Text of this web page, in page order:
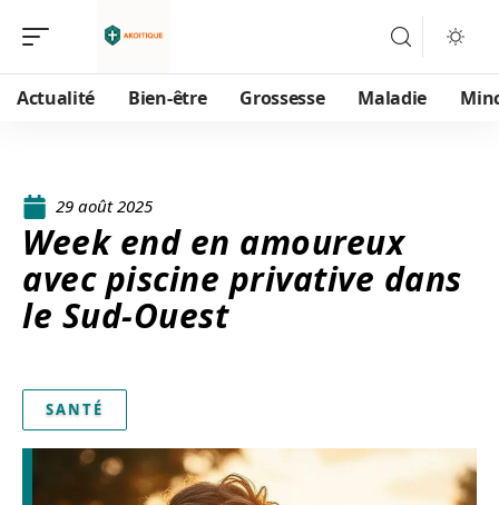
Actualité Bien-être Grossesse Maladie
29 août 2025
Week end en amoureux
avec piscine privative dans
le Sud-Ouest
SANTÉ